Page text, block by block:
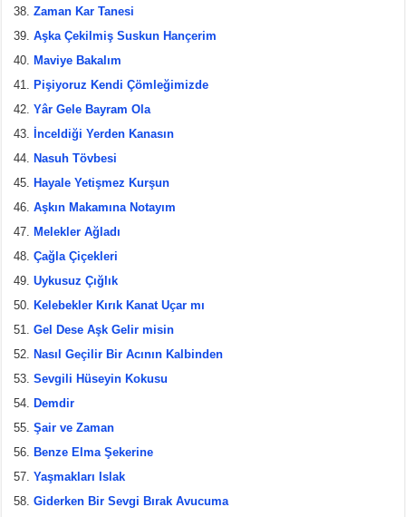
Zaman Kar Tanesi
Aşka Çekilmiş Suskun Hançerim
Maviye Bakalım
Pişiyoruz Kendi Çömleğimizde
Yâr Gele Bayram Ola
İnceldiği Yerden Kanasın
Nasuh Tövbesi
Hayale Yetişmez Kurşun
Aşkın Makamına Notayım
Melekler Ağladı
Çağla Çiçekleri
Uykusuz Çığlık
Kelebekler Kırık Kanat Uçar mı
Gel Dese Aşk Gelir misin
Nasıl Geçilir Bir Acının Kalbinden
Sevgili Hüseyin Kokusu
Demdir
Şair ve Zaman
Benze Elma Şekerine
Yaşmakları Islak
Giderken Bir Sevgi Bırak Avucuma